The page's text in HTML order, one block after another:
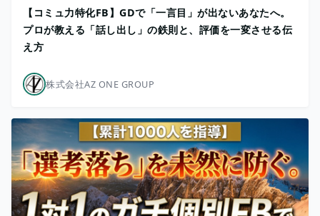
【コミュ力特化FB】GDで「一言目」が出ないあなたへ。
プロが教える「話し出し」の鉄則と、評価を一変させる伝
え方
株式会社AZ ONE GROUP